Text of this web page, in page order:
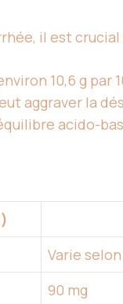
il est crucial
10,6 g par
aggraver la
acido-
Varie
90 mg